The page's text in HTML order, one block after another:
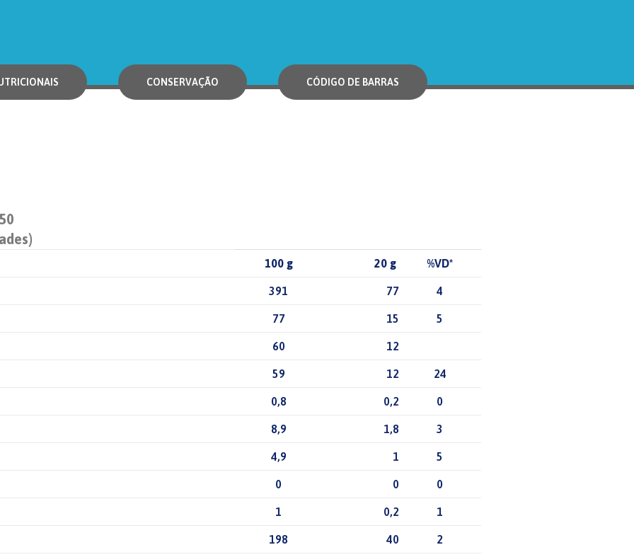
CONSERVAÇÃO CÓDIGO DE BARRAS
100 g 20 g %VD*
391 77 4
77 15 5
60 12
59 12 24
0,8 0,2 0
8,9 1,8 3
4,9 1 5
0 0 0
1 0,2 1
198 40
2